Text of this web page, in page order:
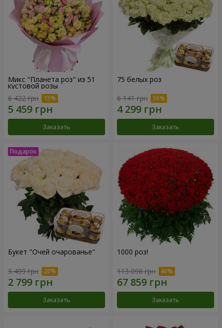
Микс "Планета роз" из 51
кустовой розы
6 422 грн
Заказать
75 белых роз
6 141 грн
Заказать
Букет "Очей очарованье"
3 499 грн
Заказать
1000 роз!
113 098 грн
Заказать